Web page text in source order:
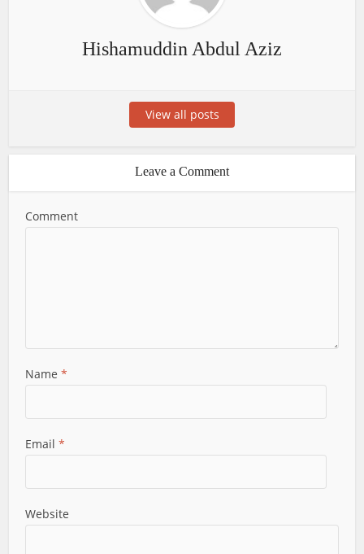
Hishamuddin Abdul Aziz
View all posts
Leave a Comment
Comment
Name*
Email*
Website